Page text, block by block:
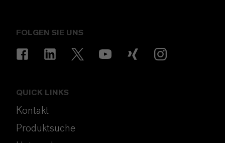
FOLGEN SIE UNS
QUICK LINKS
Kontakt
Produktsuche